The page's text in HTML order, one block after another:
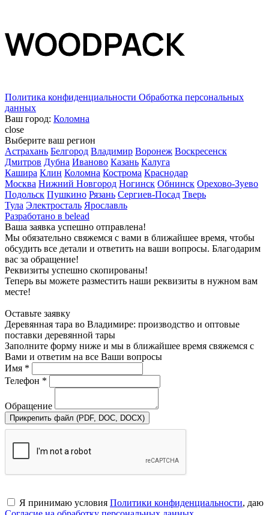
Политика конфиденциальности Обработка персональных
данных
Ваш город: Коломна
close
Выберите ваш регион
Астрахань Белгород Владимир Воронеж Воскресенск
Дмитров Дубна Иваново Казань Калуга
Кашира Клин Коломна Кострома Краснодар
Москва Нижний Новгород Ногинск Обнинск Орехово-Зуево
Подольск Пушкино Рязань Сергиев-Посад Тверь
Тула Электросталь Ярославль
Разработано в belead
Ваша заявка успешно отправлена!
Мы обязательно свяжемся с вами в ближайшее время, чтобы
обсудить все детали и ответить на ваши вопросы. Благодарим
вас за обращение!
Реквизиты успешно скопированы!
Теперь вы можете разместить наши реквизиты в нужном вам
месте!
Оставьте заявку
Деревянная тара во Владимире: производство и оптовые
поставки деревянной тары
Заполните форму ниже и мы в ближайшее время свяжемся с
Вами и ответим на все Ваши вопросы
Имя *
Телефон *
Обращение
Прикрепить файл (PDF, DOC, DOCX)
Я принимаю условия Политики конфиденциальности, даю